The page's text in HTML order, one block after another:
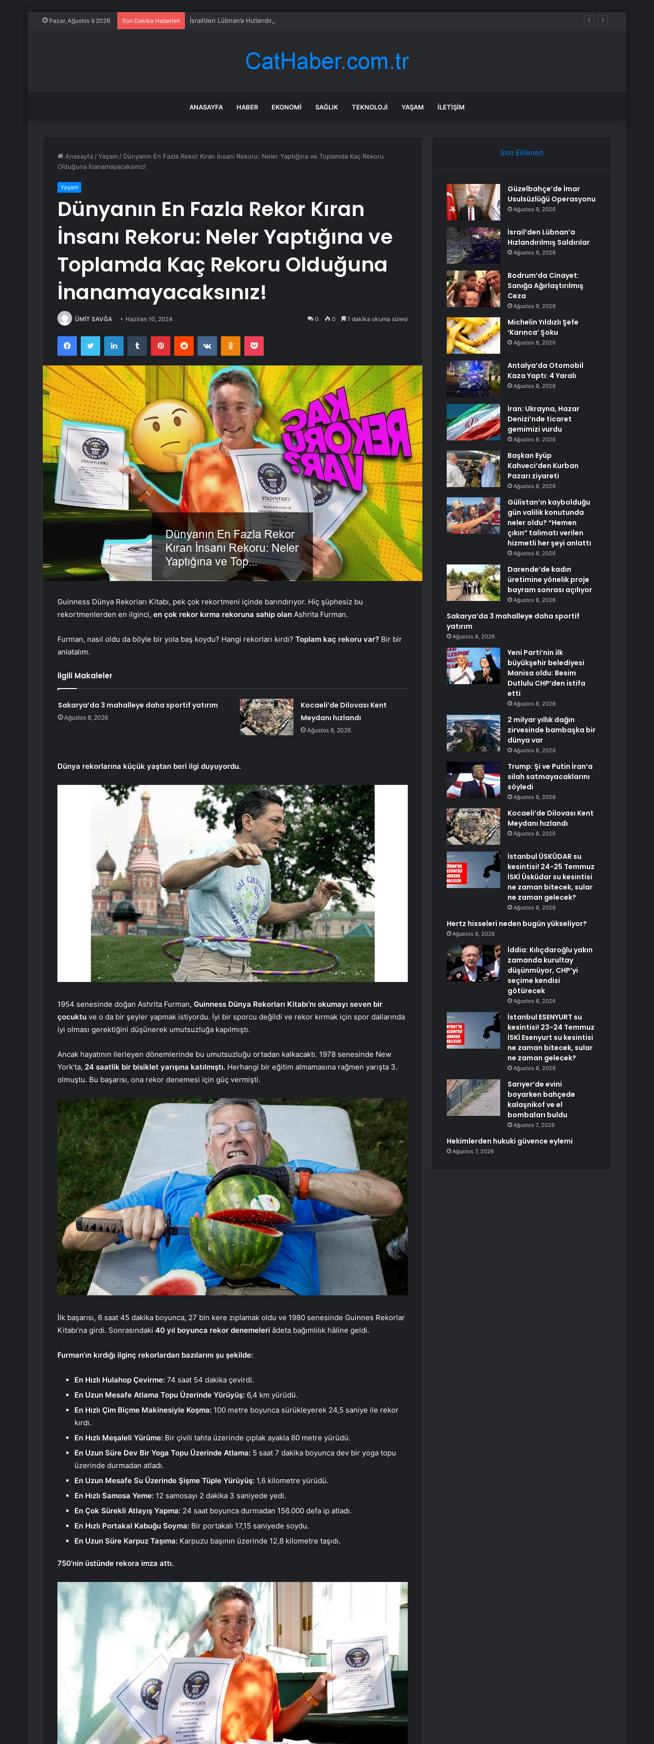
Pazar, Ağustos 9 2026 Son Dakika Haberleri İsrail’den Lübnan’a Hızlandırılmış Saldırılar
ANASAYFA HABER EKONOMI SAĞLIK TEKNOLOJI YAŞAM İLETIŞIM
Anasayfa /Yaşam / Dünyanın En Fazla Rekor Kıran İnsanı Rekoru: Neler Yaptığına ve Toplamda Kaç Rekoru
Olduğuna İnanamayacaksınız!
Yaşam
Dünyanın En Fazla Rekor Kıran
İnsanı Rekoru: Neler Yaptığına ve
Toplamda Kaç Rekoru Olduğuna
İnanamayacaksınız!
ÜMİT SAVĞA Haziran 10, 2024 0 0 1 dakika okuma süresi
FacebookTwitter LinkedInTumblr PinterestReddit VKontakteOdnoklassniki
Pocket
Guinness Dünya Rekorları Kitabı, pek çok rekortmeni içinde barındırıyor. Hiç şüphesiz bu
rekortmenlerden en ilginci, en çok rekor kırma rekoruna sahip olan Ashrita Furman.
Furman, nasıl oldu da böyle bir yola baş koydu? Hangi rekorları kırdı? Toplam kaç rekoru var? Bir bir
anlatalım.
İlgili Makaleler
Sakarya’da 3 mahalleye daha sportif yatırım
Ağustos 8, 2026
Kocaeli’de Dilovası Kent
Meydanı hızlandı
Ağustos 8, 2026
Dünya rekorlarına küçük yaştan beri ilgi duyuyordu.
1954 senesinde doğan Ashrita Furman, Guinness Dünya Rekorları Kitabı’nı okumayı seven bir
çocuktu ve o da bir şeyler yapmak istiyordu. İyi bir sporcu değildi ve rekor kırmak için spor dallarında
iyi olması gerektiğini düşünerek umutsuzluğa kapılmıştı.
Ancak hayatının ilerleyen dönemlerinde bu umutsuzluğu ortadan kalkacaktı. 1978 senesinde New
York’ta, 24 saatlik bir bisiklet yarışına katılmıştı. Herhangi bir eğitim almamasına rağmen yarışta 3.
olmuştu. Bu başarısı, ona rekor denemesi için güç vermişti.
İlk başarısı, 6 saat 45 dakika boyunca, 27 bin kere zıplamak oldu ve 1980 senesinde Guinnes Rekorlar
Kitabı’na girdi. Sonrasındaki 40 yıl boyunca rekor denemeleri âdeta bağımlılık hâline geldi.
Furman’ın kırdığı ilginç rekorlardan bazılarını şu şekilde:
En Hızlı Hulahop Çevirme: 74 saat 54 dakika çevirdi.
En Uzun Mesafe Atlama Topu Üzerinde Yürüyüş: 6,4 km yürüdü.
En Hızlı Çim Biçme Makinesiyle Koşma: 100 metre boyunca sürükleyerek 24,5 saniye ile rekor
kırdı.
En Hızlı Meşaleli Yürüme: Bir çivili tahta üzerinde çıplak ayakla 80 metre yürüdü.
En Uzun Süre Dev Bir Yoga Topu Üzerinde Atlama: 5 saat 7 dakika boyunca dev bir yoga topu
üzerinde durmadan atladı.
En Uzun Mesafe Su Üzerinde Şişme Tüple Yürüyüş: 1,6 kilometre yürüdü.
En Hızlı Samosa Yeme: 12 samosayı 2 dakika 3 saniyede yedi.
En Çok Sürekli Atlayış Yapma: 24 saat boyunca durmadan 156.000 defa ip atladı.
En Hızlı Portakal Kabuğu Soyma: Bir portakalı 17,15 saniyede soydu.
En Uzun Süre Karpuz Taşıma: Karpuzu başının üzerinde 12,8 kilometre taşıdı.
750’nin üstünde rekora imza attı.
Son Eklenen
Güzelbahçe’de İmar
Usulsüzlüğü Operasyonu
Ağustos 9, 2026
İsrail’den Lübnan’a
Hızlandırılmış Saldırılar
Ağustos 9, 2026
Bodrum’da Cinayet:
Sanığa Ağırlaştırılmış
Ceza
Ağustos 9, 2026
Michelin Yıldızlı Şefe
‘Karınca’ Şoku
Ağustos 8, 2026
Antalya’da Otomobil
Kaza Yaptı: 4 Yaralı
Ağustos 8, 2026
İran: Ukrayna, Hazar
Denizi’nde ticaret
gemimizi vurdu
Ağustos 8, 2026
Başkan Eyüp
Kahveci’den Kurban
Pazarı ziyareti
Ağustos 8, 2026
Gülistan’ın kaybolduğu
gün valilik konutunda
neler oldu? “Hemen
çıkın” talimatı verilen
hizmetli her şeyi anlattı
Ağustos 8, 2026
Darende’de kadın
üretimine yönelik proje
bayram sonrası açılıyor
Ağustos 8, 2026
Sakarya’da 3 mahalleye daha sportif
yatırım
Ağustos 8, 2026
Yeni Parti’nin ilk
büyükşehir belediyesi
Manisa oldu: Besim
Dutlulu CHP’den istifa
etti
Ağustos 8, 2026
2 milyar yıllık dağın
zirvesinde bambaşka bir
dünya var
Ağustos 8, 2026
Trump: Şi ve Putin İran’a
silah satmayacaklarını
söyledi
Ağustos 8, 2026
Kocaeli’de Dilovası Kent
Meydanı hızlandı
Ağustos 8, 2026
İstanbul ÜSKÜDAR su
kesintisi! 24-25 Temmuz
İSKİ Üsküdar su kesintisi
ne zaman bitecek, sular
ne zaman gelecek?
Ağustos 8, 2026
Hertz hisseleri neden bugün yükseliyor?
Ağustos 8, 2026
İddia: Kılıçdaroğlu yakın
zamanda kurultay
düşünmüyor, CHP’yi
seçime kendisi
götürecek
Ağustos 8, 2026
İstanbul ESENYURT su
kesintisi! 23-24 Temmuz
İSKİ Esenyurt su kesintisi
ne zaman bitecek, sular
ne zaman gelecek?
Ağustos 8, 2026
Sarıyer’de evini
boyarken bahçede
kalaşnikof ve el
bombaları buldu
Ağustos 7, 2026
Hekimlerden hukuki güvence eylemi
Ağustos 7, 2026